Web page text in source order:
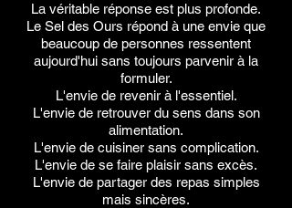
La véritable réponse est plus profonde.
Le Sel des Ours répond à une envie que
beaucoup de personnes ressentent
aujourd'hui sans toujours parvenir à la
formuler.
L'envie de revenir à l'essentiel.
L'envie de retrouver du sens dans son
alimentation.
L'envie de cuisiner sans complication.
L'envie de se faire plaisir sans excès.
L'envie de partager des repas simples
mais sincères.